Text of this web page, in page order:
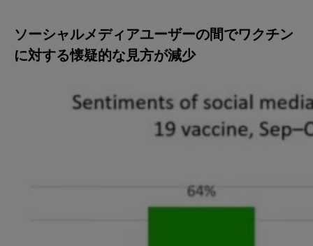
ソーシャルメディアユーザーの間でワクチン
に対する懐疑的な見方が減少